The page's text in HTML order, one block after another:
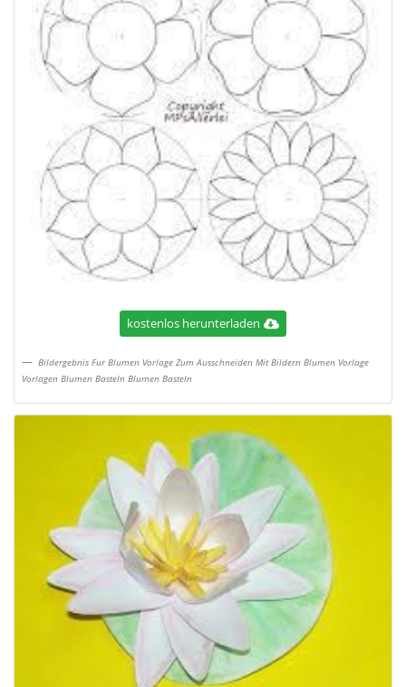
kostenlos herunterladen
Bildergebnis Fur Blumen Vorlage Zum Ausschneiden Mit Bildern Blumen Vorlage
Vorlagen Blumen Basteln Blumen Basteln